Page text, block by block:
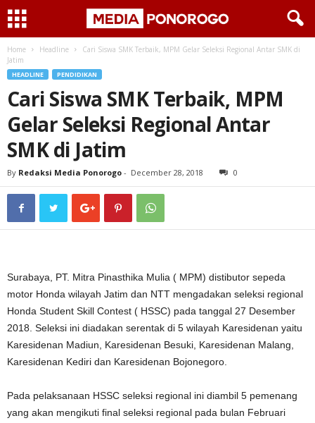
Home Headline
Cari Siswa SMK Terbaik, MPM Gelar Seleksi Regional Antar SMK di
Jatim
HEADLINE PENDIDIKAN
Cari Siswa SMK Terbaik, MPM
Gelar Seleksi Regional Antar
SMK di Jatim
By Redaksi Media Ponorogo - December 28, 2018 0
Surabaya, PT. Mitra Pinasthika Mulia ( MPM) distibutor sepeda
motor Honda wilayah Jatim dan NTT mengadakan seleksi regional
Honda Student Skill Contest ( HSSC) pada tanggal 27 Desember
2018. Seleksi ini diadakan serentak di 5 wilayah Karesidenan yaitu
Karesidenan Madiun, Karesidenan Besuki, Karesidenan Malang,
Karesidenan Kediri dan Karesidenan Bojonegoro.
Pada pelaksanaan HSSC seleksi regional ini diambil 5 pemenang
yang akan mengikuti final seleksi regional pada bulan Februari